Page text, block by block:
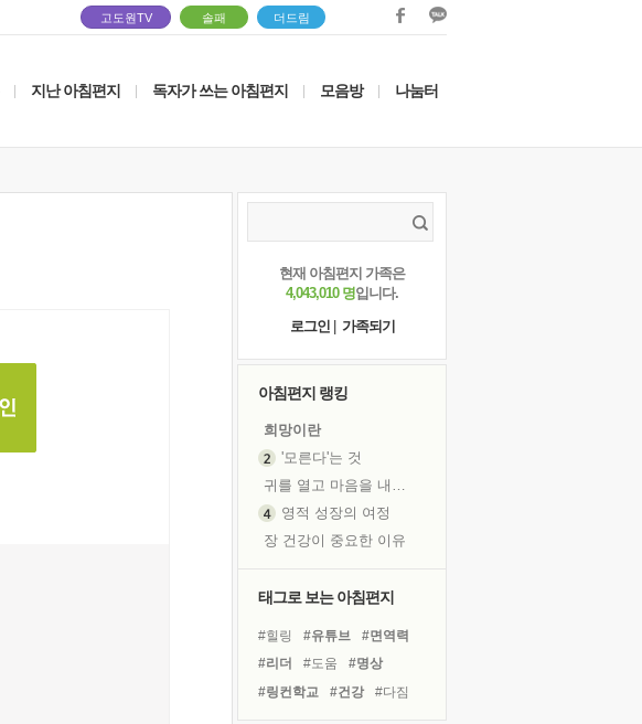
고도원TV 솔패 더드림
지난 아침편지 독자가 쓰는 아침편지 모음방 나눔터
현재 아침편지 가족은
4,043,010 명입니다.
로그인
가족되기
아침편지 랭킹
희망이란
'모른다'는 것
귀를 열고 마음을 내어주고
영적 성장의 여정
장 건강이 중요한 이유
태그로 보는 아침편지
#힐링 #유튜브
#면역력
#리더
#도움
#명상
#링컨학교
#건강
#다짐